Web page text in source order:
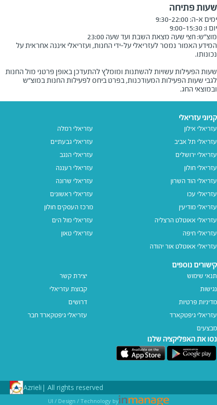
שעות פתיחה
מוצ״ש: חצי שעה מצאת השבת ועד שעה 23:00
המידע האמור נמסר לעזריאלי על-ידי החנות, ועזריאלי איננה אחראית על
שעות הפעילות עשויות להשתנות ומומלץ להתעדכן באופן פרטני מול החנות
לגבי שעות הפעילות המעודכנות, בפרט ביחס לפעילות החנות במוצ"ש
ובמוצאי החג.
קניוני עזריאלי
עזריאלי אילון
עזריאלי תל אביב
עזריאלי ירושלים
עזריאלי חולון
עזריאלי הוד השרון
עזריאלי עכו
עזריאלי מודיעין
עזריאלי אאוטלט הרצליה
עזריאלי חיפה
עזריאלי אאוטלט אור יהודה
עזריאלי רמלה
עזריאלי גבעתיים
עזריאלי הנגב
עזריאלי רעננה
עזריאלי שרונה
עזריאלי ראשונים
מרכז העסקים חולון
עזריאלי מול הים
עזריאלי טאון
קישורים נוספים
תנאי שימוש
נגישות
מדיניות פרטיות
עזריאלי גיפטקארד
מבצעים
יצירת קשר
קבוצת עזריאלי
דרושים
עזריאלי גיפטקארד חבר‎
נסו את האפליקציה שלנו
All rights reserved |
Azrieli
UI / Design / Technology by